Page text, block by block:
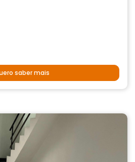
saber mais